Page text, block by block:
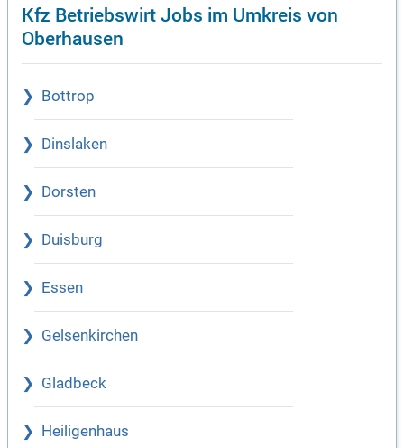
Kfz Betriebswirt Jobs im Umkreis von
Oberhausen
Bottrop
Dinslaken
Dorsten
Duisburg
Essen
Gelsenkirchen
Gladbeck
Heiligenhaus